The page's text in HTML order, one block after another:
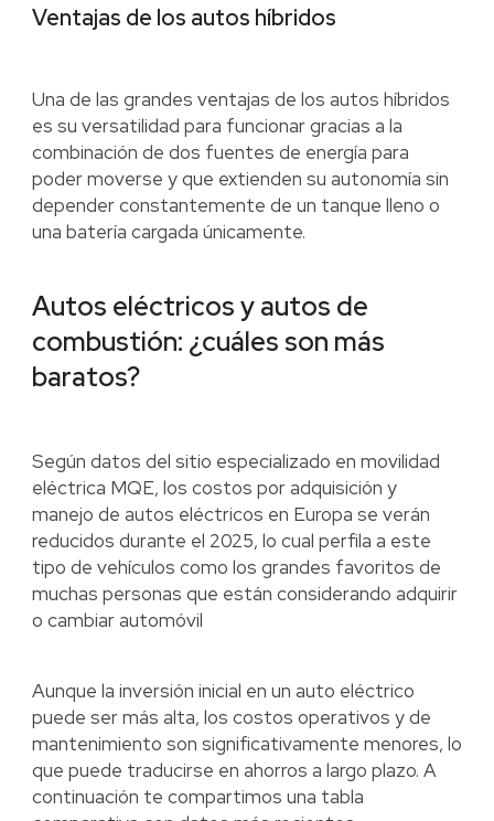
Ventajas de los autos híbridos
Una de las grandes ventajas de los autos híbridos
es su versatilidad para funcionar gracias a la
combinación de dos fuentes de energía para
poder moverse y que extienden su autonomía sin
depender constantemente de un tanque lleno o
una batería cargada únicamente.
Autos eléctricos y autos de
combustión: ¿cuáles son más
baratos?
Según datos del sitio especializado en movilidad
eléctrica MQE, los costos por adquisición y
manejo de autos eléctricos en Europa se verán
reducidos durante el 2025, lo cual perfila a este
tipo de vehículos como los grandes favoritos de
muchas personas que están considerando adquirir
o cambiar automóvil
Aunque la inversión inicial en un auto eléctrico
puede ser más alta, los costos operativos y de
mantenimiento son significativamente menores, lo
que puede traducirse en ahorros a largo plazo. A
continuación te compartimos una tabla